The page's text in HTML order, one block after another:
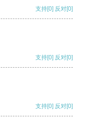
支持[0] 反对[0]
支持[0] 反对[0]
支持[0] 反对[0]